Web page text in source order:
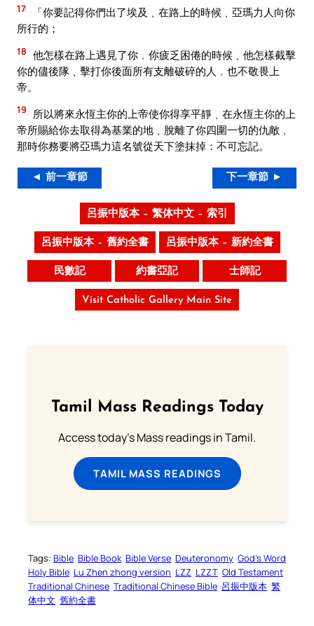
17
「你要記得你們出了埃及﹑在路上的時候﹑亞瑪力人向你
所行的；
18 他怎樣在路上遇見了你﹐你疲乏困倦的時候﹑他怎樣截擊
你的儘後隊﹑擊打你後面所有支離破碎的人﹐也不敬畏上
帝。
19
所以將來永恆主你的上帝使你得享平靜﹑在永恆主你的上
帝所賜給你去取得為基業的地﹑脫離了你四圍一切的仇敵﹐
那時你務要將亞瑪力這名號從天下塗抹掉：不可忘記。
◄ 前一章節 下一章節 ►
呂振中版本 – 繁体中文 – 索引
呂振中版本 – 舊約全書 呂振中版本 – 新約全書
民數記 約書亞記 士師記
Visit Catholic Gallery Main Site
Tamil Mass Readings Today
Access today's Mass readings in Tamil.
TAMIL MASS READINGS
Tags: Bible Bible Book Bible Verse Deuteronomy God’s Word
Holy Bible Lu Zhen zhong version LZZ LZZT Old Testament
Traditional Chinese Traditional Chinese Bible 呂振中版本 繁
体中文 舊約全書